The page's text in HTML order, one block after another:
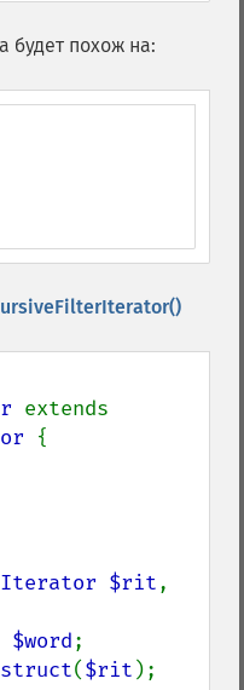
будет похож на:
{
$rit
$word;
($rit );